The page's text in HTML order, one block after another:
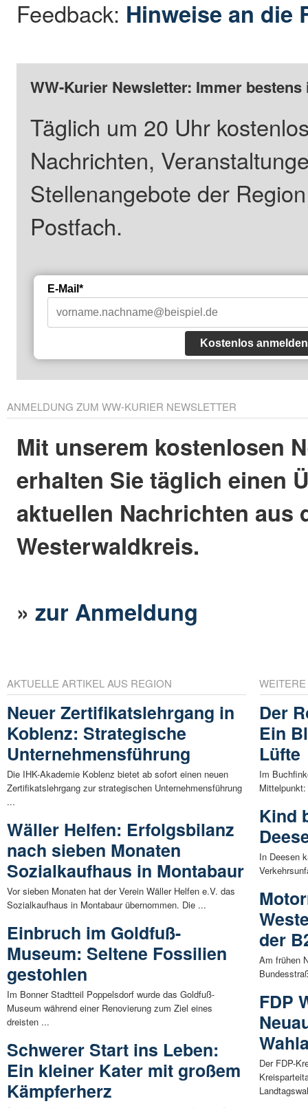
Feedback: Hinweise an die
WW-Kurier Newsletter: Immer
Täglich um 20 Uhr
Nachrichten,
Stellenangebote der
Postfach.
E-Mail*
Kostenlos anmelden
ANMELDUNG ZUM WW-KURIER NEWSLETTER
Mit unserem kostenlosen
erhalten Sie täglich einen
aktuellen Nachrichten aus
Westerwaldkreis.
»zur Anmeldung
AKTUELLE ARTIKEL AUS REGION
Neuer Zertifikatslehrgang in
Koblenz: Strategische
Unternehmensführung
Die IHK-Akademie Koblenz bietet ab sofort einen neuen
Zertifikatslehrgang zur strategischen Unternehmensführung
...
Wäller Helfen: Erfolgsbilanz
nach sieben Monaten
Sozialkaufhaus in Montabaur
Vor sieben Monaten hat der Verein Wäller Helfen e.V. das
Sozialkaufhaus in Montabaur übernommen. Die ...
Einbruch im Goldfuß-
Museum: Seltene Fossilien
gestohlen
Im Bonner Stadtteil Poppelsdorf wurde das Goldfuß-
Museum während einer Renovierung zum Ziel eines
dreisten ...
Schwerer Start ins Leben:
Ein kleiner Kater mit großem
Kämpferherz
Der
Ein
Lüfte
Im
Kind
In Deesen
der
Am frühen
FDP
Der FDP-